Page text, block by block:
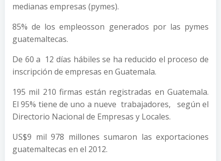
medianas empresas (pymes).
85% de los empleosson generados por las pymes
guatemaltecas.
De 60 a 12 días hábiles se ha reducido el proceso de
inscripción de empresas en Guatemala.
195 mil 210 firmas están registradas en Guatemala.
El 95% tiene de uno a nueve trabajadores, según el
Directorio Nacional de Empresas y Locales.
US$9 mil 978 millones sumaron las exportaciones
guatemaltecas en el 2012.